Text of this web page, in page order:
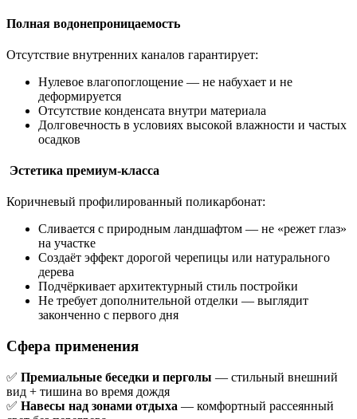
Полная водонепроницаемость
Отсутствие внутренних каналов гарантирует:
Нулевое влагопоглощение — не набухает и не
деформируется
Отсутствие конденсата внутри материала
Долговечность в условиях высокой влажности и частых
осадков
Эстетика премиум-класса
Коричневый профилированный поликарбонат:
Сливается с природным ландшафтом — не «режет глаз»
на участке
Создаёт эффект дорогой черепицы или натурального
дерева
Подчёркивает архитектурный стиль постройки
Не требует дополнительной отделки — выглядит
законченно с первого дня
Сфера применения
✅ Премиальные беседки и перголы — стильный внешний
вид + тишина во время дождя
✅ Навесы над зонами отдыха — комфортный рассеянный